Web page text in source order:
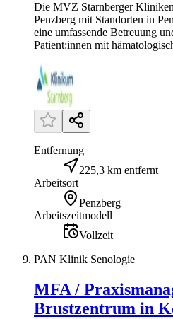
Die MVZ Starnberger
Penzberg mit Standorten in
eine umfassende Betreuung
Patient:innen mit
Entfernung
225,3 km entfernt
Arbeitsort
Penzberg
Arbeitszeitmodell
Vollzeit
PAN Klinik Senologie
MFA /
Brustzentrum in